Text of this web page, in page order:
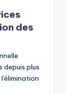
des
depuis plus